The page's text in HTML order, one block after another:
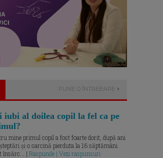
PUNE O ÎNTREBARE
iubi al doilea copil la fel ca pe
mine primul copil a fost foarte dorit, după ani
și o sarcină pierduta la 16 săptămâni.
însărc... | Raspunde | Vezi raspunsuri